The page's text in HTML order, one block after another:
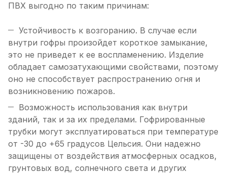
ПВХ выгодно по таким причинам:
Устойчивость к возгоранию. В случае если
внутри гофры произойдет короткое замыкание,
это не приведет к ее воспламенению. Изделие
обладает самозатухающими свойствами, поэтому
оно не способствует распространению огня и
возникновению пожаров.
Возможность использования как внутри
зданий, так и за их пределами. Гофрированные
трубки могут эксплуатироваться при температуре
от -30 до +65 градусов Цельсия. Они надежно
защищены от воздействия атмосферных осадков,
грунтовых вод, солнечного света и других